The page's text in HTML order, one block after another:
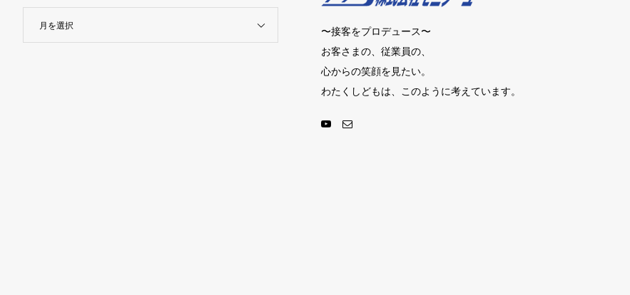
月を選択
〜接客をプロデュース〜
お客さまの、従業員の、
心からの笑顔を見たい。
わたくしどもは、このように考えています。